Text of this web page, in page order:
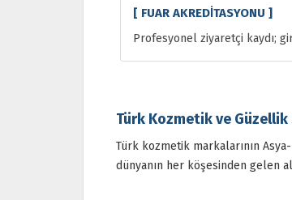
[ FUAR AKREDİTASYONU ]
Profesyonel ziyaretçi kaydı;
Türk Kozmetik ve Güzellik
Türk kozmetik markalarının
dünyanın her köşesinden gelen